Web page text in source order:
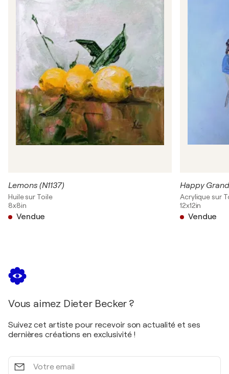
Lemons (N1137)
Huile sur Toile
8x8in
Vendue
Happy
Acrylique sur
12x12in
Vendue
Vous aimez Dieter Becker ?
Suivez cet artiste pour recevoir son actualité et ses
dernières créations en exclusivité !
Votre
email